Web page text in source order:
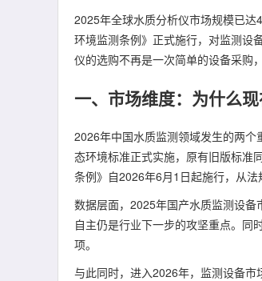
2025年全球水质分析仪市场规模已
环境监测条例》正式施行，对监测设
仪的选购不再是一次简单的设备采购
一、市场维度：为什么
2026年中国水质监测领域发生的两
态环境标准正式实施，原有旧版标准
条例》自2026年6月1日起施行，从法
数据层面，2025年国产水质监测设
自主仍是行业下一步的攻坚重点。同
项。
与此同时，进入2026年，监测设备市